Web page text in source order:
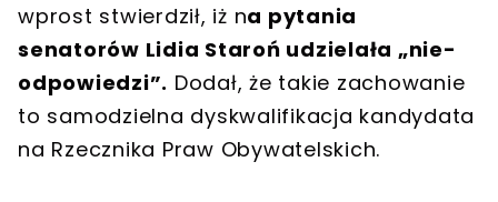
wprost stwierdził, iż na pytania
senatorów Lidia Staroń udzielała „nie-
odpowiedzi”. Dodał, że takie zachowanie
to samodzielna dyskwalifikacja kandydata
na Rzecznika Praw Obywatelskich.